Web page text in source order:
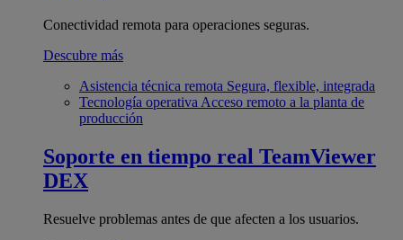
Conectividad remota para operaciones seguras.
Descubre más
Asistencia técnica remota Segura, flexible, integrada
Tecnología operativa Acceso remoto a la planta de
producción
Soporte en tiempo real TeamViewer
DEX
Resuelve problemas antes de que afecten a los usuarios.